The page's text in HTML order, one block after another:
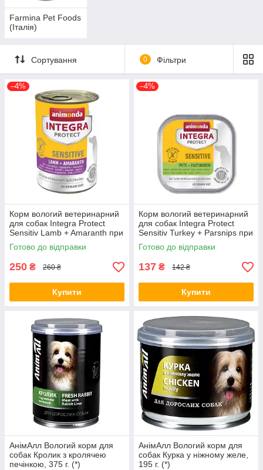
Farmina Pet Foods
(Італія)
Сортування 0 Фільтри
–4%
Корм вологий ветеринарний
для собак Integra Protect
Sensitiv Lamb + Amaranth при
харчовій непереносимості,
ягня/пастернак, 400 г
Готово до відправки
250 ₴ 260 ₴
Купити
–4%
Корм вологий ветеринарний
для собак Integra Protect
Sensitiv Turkey + Parsnips при
харчовій непереносимості,
індичка/пастернак,
Готово до відправки
137 ₴ 142 ₴
Купити
АнімАлл Вологий корм для
собак Кролик з кролячею
печінкою, 375 г. (*)
АнімАлл Вологий корм для
собак Курка у ніжному желе,
195 г. (*)